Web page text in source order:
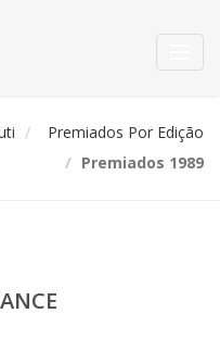
Premiados Por Edição
Premiados 1989